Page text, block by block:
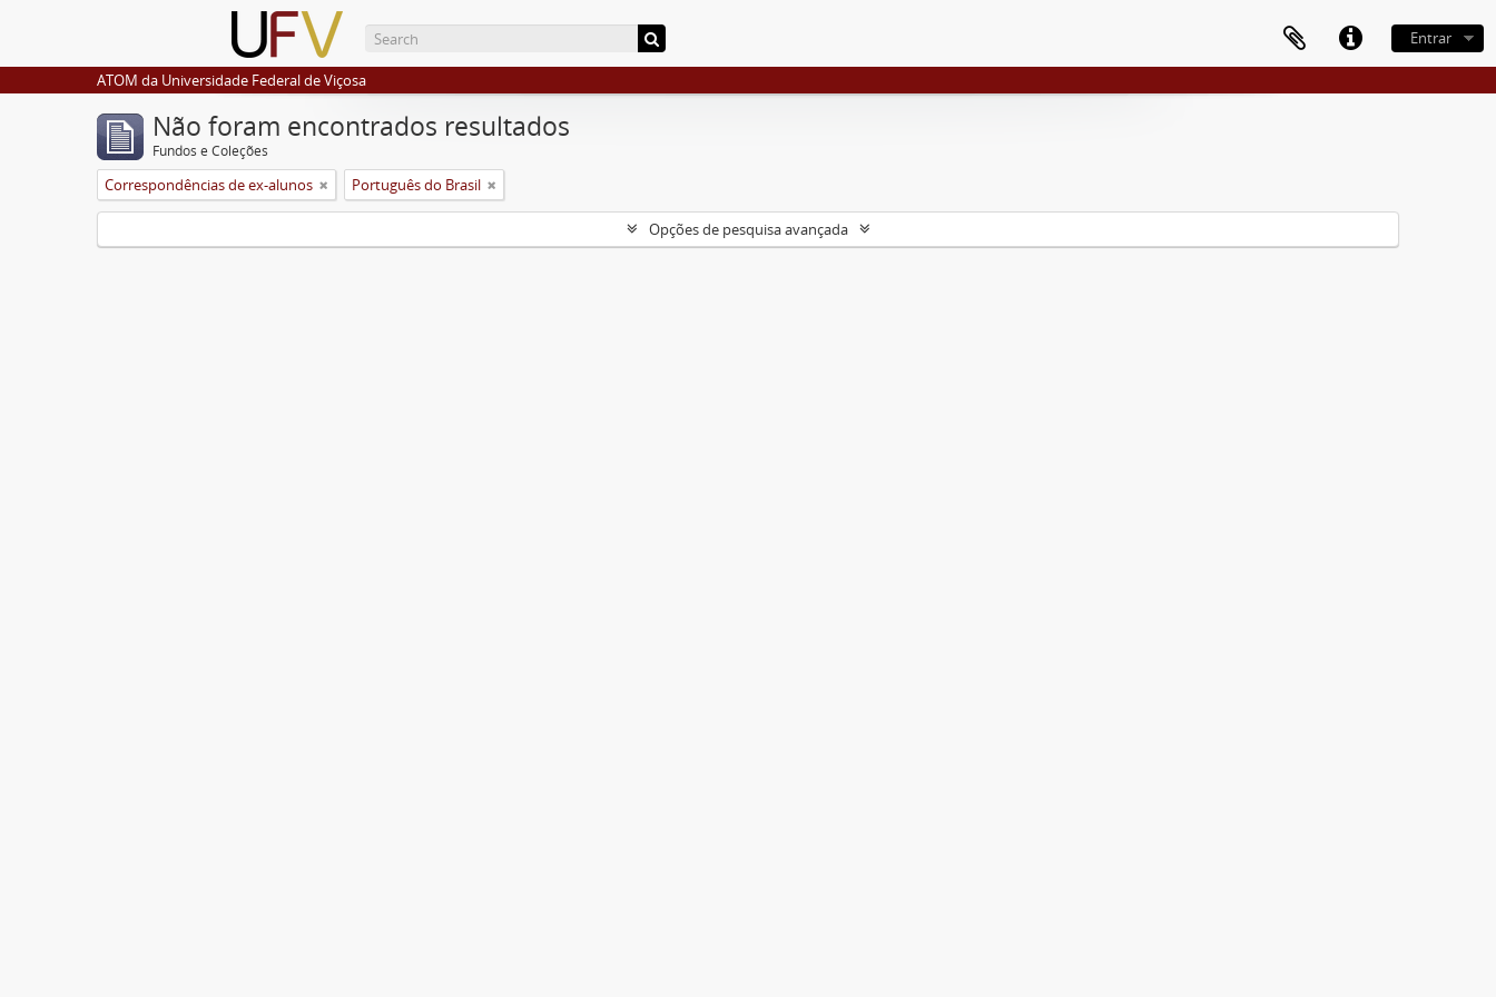
Entrar
ATOM da Universidade Federal de Viçosa
Não foram encontrados resultados
Fundos e Coleções
Correspondências de ex-alunos Português do Brasil
Opções de pesquisa avançada